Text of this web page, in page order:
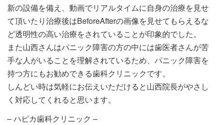
新の設備を備え、動画でリアルタイムに自身の治療を見せ
て頂いたり治療後はBeforeAfterの画像を見せてもらえるな
ど透明性の高い治療をされていることが印象的でした。
また山西さんはパニック障害の方の中には歯医者さんが苦
手な人がいることを理解されているため、パニック障害を
持つ方にもお勧めできる歯科クリニックです。
しんどい時は気軽にお伝えいただけると山西院長がやさし
く対応してくれると思います。
– ハピカ歯科クリニック –